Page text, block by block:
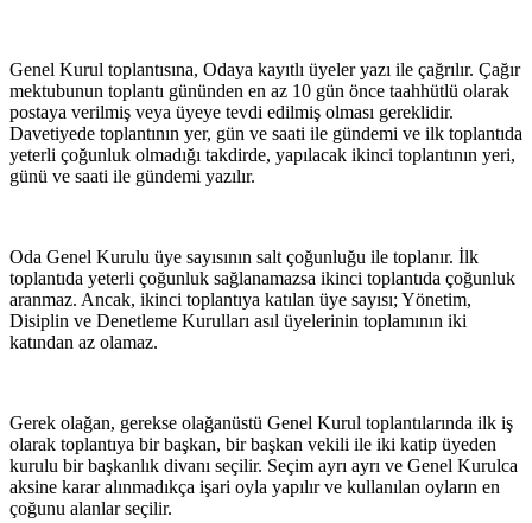
Genel Kurul toplantısına, Odaya kayıtlı üyeler yazı ile çağrılır. Çağır
mektubunun toplantı gününden en az 10 gün önce taahhütlü olarak
pos­taya verilmiş veya üyeye tevdi edilmiş olması gereklidir.
Davetiyede top­lantının yer, gün ve saati ile gündemi ve ilk toplantıda
yeterli çoğunluk olmadığı takdirde, yapılacak ikinci toplantının yeri,
günü ve saati ile gün­demi yazılır.
Oda Genel Kurulu üye sayısının salt çoğunluğu ile toplanır. İlk
toplantı­da yeterli çoğunluk sağlanamazsa ikinci toplantıda çoğunluk
aranmaz. An­cak, ikinci toplantıya katılan üye sayısı; Yönetim,
Disiplin ve Denetleme Kurulları asıl üyelerinin toplamının iki
katından az olamaz.
Gerek olağan, gerekse olağanüstü Genel Kurul toplantılarında ilk iş
ola­rak toplantıya bir başkan, bir başkan vekili ile iki katip üyeden
kurulu bir başkanlık divanı seçilir. Seçim ayrı ayrı ve Genel Kurulca
aksine karar alınmadıkça işari oyla yapılır ve kullanılan oyların en
çoğunu alanlar seçi­lir.